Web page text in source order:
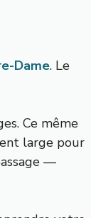
Dame. Le
Ce même
large pour
—